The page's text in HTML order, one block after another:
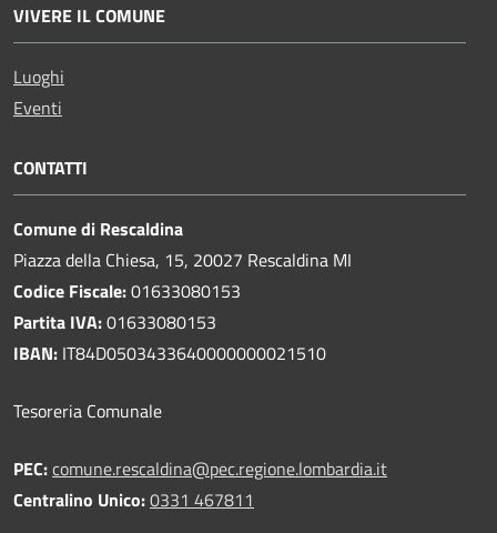
VIVERE IL COMUNE
Luoghi
Eventi
CONTATTI
Comune di Rescaldina
Piazza della Chiesa, 15, 20027 Rescaldina MI
Codice Fiscale:01633080153
Partita IVA:01633080153
IBAN: IT84D0503433640000000021510
Tesoreria Comunale
PEC:comune.rescaldina@pec.regione.lombardia.it
Centralino Unico:0331 467811